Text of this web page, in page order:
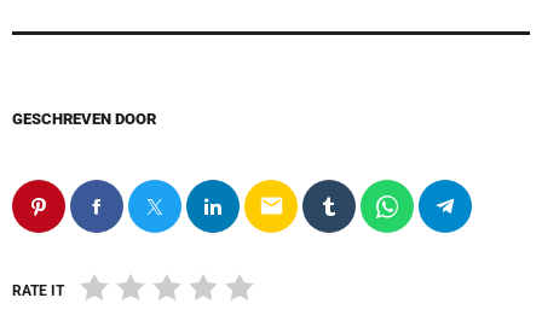
GESCHREVEN DOOR
email
RATE IT